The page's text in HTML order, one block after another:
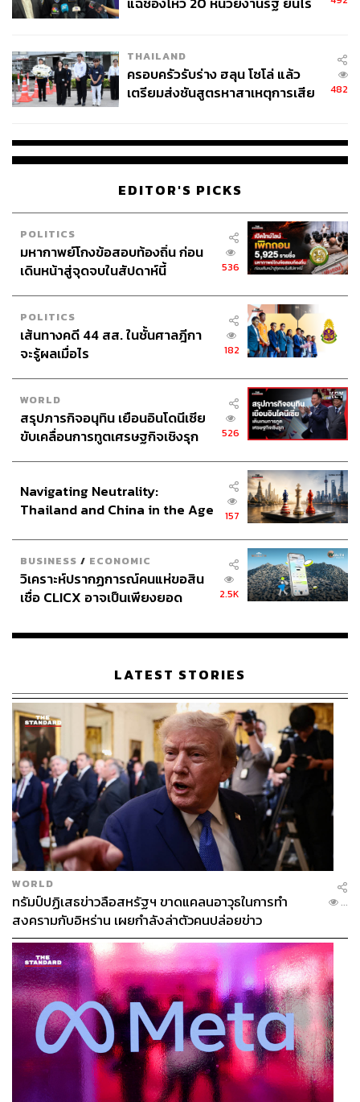
THAILAND
ครอบครัวรับร่าง ฮลุน โซโล่ แล้ว
เตรียมส่งชันสูตรหาสาเหตุการเสีย
482
EDITOR'S PICKS
POLITICS
มหากาพย์โกงข้อสอบท้องถิ่น ก่อน
เดินหน้าสู่จุดจบในสัปดาห์นี้
536
POLITICS
เส้นทางคดี 44 สส. ในชั้นศาลฎีกา
จะรู้ผลเมื่อไร
182
WORLD
สรุปภารกิจอนุทิน เยือนอินโดนีเซีย
ขับเคลื่อนการทูตเศรษฐกิจเชิงรุก
526
Navigating Neutrality:
Thailand and China in the Age
157
BUSINESS / ECONOMIC
วิเคราะห์ปรากฏการณ์คนแห่ขอสิน
เชื่อ CLICX อาจเป็นเพียงยอด
เรือนไทยที่ถูกซุกไว้
2.5K
LATEST STORIES
WORLD
ทรัมป์ปฏิเสธข่าวลือสหรัฐฯ ขาดแคลนอาวุธในการทำ
สงครามกับอิหร่าน เผยกำลังล่าตัวคนปล่อยข่าว
...